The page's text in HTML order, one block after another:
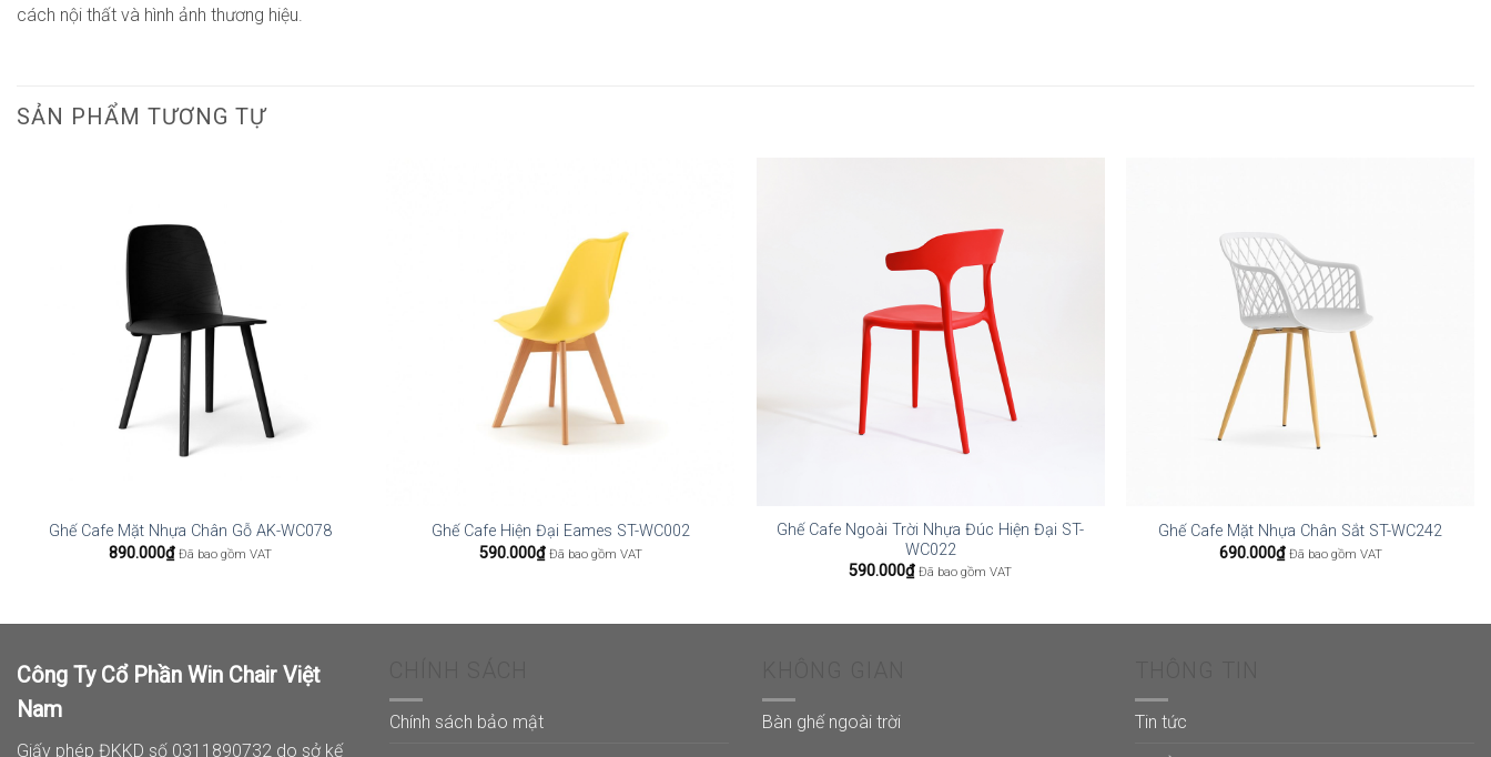
cách nội thất và hình ảnh thương hiệu.
SẢN PHẨM TƯƠNG TỰ
Ghế Cafe Mặt Nhựa Chân Gỗ AK-WC078
890.000₫ Đã bao gồm VAT
Ghế Cafe Hiện Đại Eames ST-WC002
590.000₫ Đã bao gồm VAT
Ghế Cafe Ngoài Trời Nhựa Đúc Hiện Đại ST-
WC022
590.000₫ Đã bao gồm VAT
Ghế Cafe Mặt Nhựa Chân Sắt ST-WC242
690.000₫ Đã bao gồm VAT
Công Ty Cổ Phần Win Chair Việt
Nam
Giấy phép ĐKKD số 0311890732 do sở kế
Chính sách bảo mật
Bàn ghế ngoài trời
Tin tức